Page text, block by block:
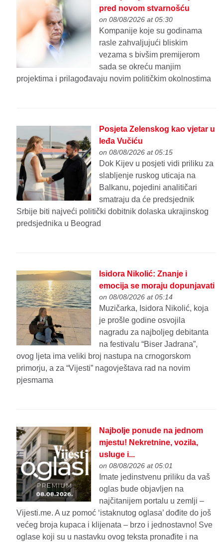
pred novom stvarnošću
on 08/08/2026 at 05:30
Kompanije koje su godinama
rasle zahvaljujući bliskim
vezama s bivšim premijerom
sada se okreću manjim
projektima i prilagođavaju novim političkim okolnostima
Posjeta Zelenskog kao vjetar u
leđa Vučiću
on 08/08/2026 at 05:15
Dok Kijev u posjeti vidi priliku za
slabljenje ruskog uticaja na
Balkanu, pojedini analitičari
smatraju da će predsjednik
Srbije biti najveći politički dobitnik dolaska ukrajinskog
predsjednika u Beograd
Isidora Nikolić: Znanje i
emocija se moraju dopunjavati
on 08/08/2026 at 05:14
Muzičarka, Isidora Nikolić, koja
je prošle godine osvojila
nagradu za najboljeg debitanta
na festivalu “Biser Jadrana”,
ovog ljeta ima veliki broj nastupa na crnogorskom
primorju, a za “Vijesti” nagovještava rad na novim
pjesmama
Najbolje ponude na jednom
mjestu! Nekretnine, vozila,
usluge i...
on 08/08/2026 at 05:01
Imate jedinstvenu priliku da vaš
oglas bude objavljen na
najčitanijem portalu u zemlji –
Vijesti.me. A uz pomoć ‘istaknutog oglasa’ dođite do još
većeg broja kupaca i klijenata – brzo i jednostavno! Sve
oglase koji su u nastavku ovog teksta pronađite i na